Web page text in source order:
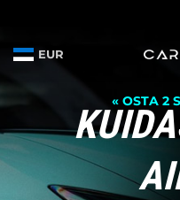
content
EUR
« OSTA 2